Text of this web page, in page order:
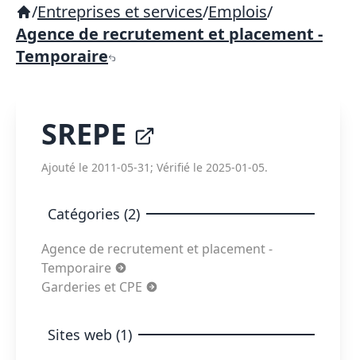
/Entreprises et services/Emplois/
Agence de recrutement et placement -
Temporaire
SREPE
Ajouté le 2011-05-31; Vérifié le 2025-01-05.
Catégories (2)
Agence de recrutement et placement -
Temporaire
Garderies et CPE
Sites web (1)